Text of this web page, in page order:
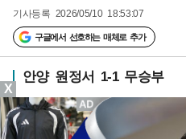
기사등록 2026/05/10 18:53:07
구글에서 선호하는 매체로 추가
안양 원정서 1-1 무승부
X